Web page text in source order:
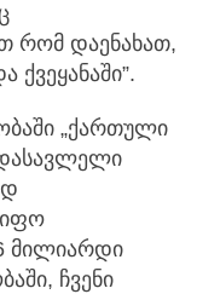
რომ დაენახათ,
ქვეყანაში”.
„ქართული
დასავლელი
მილიარდი
ჩვენი